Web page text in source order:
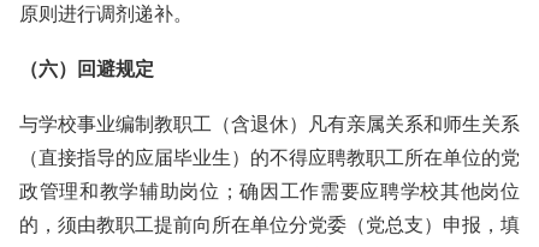
原则进行调剂递补。
（六）回避规定
与学校事业编制教职工（含退休）凡有亲属关系和师生关系
（直接指导的应届毕业生）的不得应聘教职工所在单位的党
政管理和教学辅助岗位；确因工作需要应聘学校其他岗位
的，须由教职工提前向所在单位分党委（党总支）申报，填